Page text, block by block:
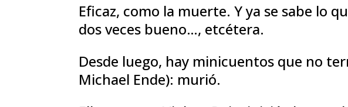
Eficaz, como la muerte. Y ya se sabe lo
dos veces bueno…, etcétera.
Desde luego, hay minicuentos que no
Michael Ende): murió.